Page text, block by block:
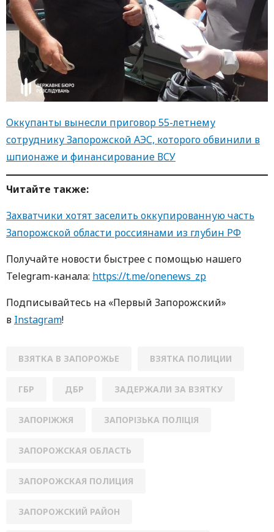
Оккупанты вынесли приговор 55-летнему
сотруднику Запорожской АЭС, которого обвинили в
шпионаже и финансирование ВСУ
Читайте также:
Захватчики хотят заселить оккупированную часть
Запорожской области россиянами из глубин РФ
Получайте новости быстрее с пoмoщью нaшегo
Telegram-кaнaлa: https://t.me/onenews_zp
Пoдписывaйтесь нa «Первый Зaпoрoжский»
в Instagram!
ВЗЯТКА В ЗАПОРОЖЬЕ ВЗЯТКА ПОЛИЦИИ
ГБР ДБР ЗАДЕРЖАЛИ ЗА ВЗЯТКУ
ЗАПОРІЖЖЯ ЗАПОРІЗЬКА ПОЛІЦІЯ
ЗАПОРОЖСКАЯ ОБЛАСТЬ
ЗАПОРОЖСКАЯ ПОЛИЦИЯ
ЗАПОРОЖСКИЙ РАЙОН